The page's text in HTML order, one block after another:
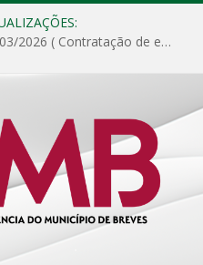
DISPENSA DE LICITAÇÃO Nº 003/2026 ( Contratação de empresa para fornecimento de gêneros alimentícios não perecíveis, materiais de expediente, descartáveis, copa e cozinha, para análise e posterior publicação.)